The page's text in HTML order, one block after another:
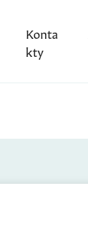
Konta
kty